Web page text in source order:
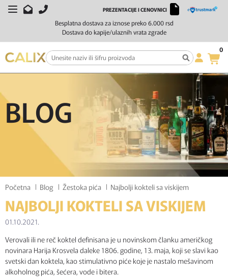
Besplatna dostava za iznose preko 6.000 rsd
Dostava do kapije/ulaznih vrata zgrade
PREZENTACIJE I CENOVNICI
0
BLOG
Početna Blog Žestoka pića Najbolji kokteli sa viskijem
NAJBOLJI KOKTELI SA VISKIJEM
01.10.2021.
Verovali ili ne reč koktel definisana je u novinskom članku američkog
novinara Harija Krosvela daleke 1806. godine, 13. maja, koji se slavi kao
svetski dan koktela, kao stimulativno piće koje je nastalo mešavinom
alkoholnog pića, šećera, vode i bitera.